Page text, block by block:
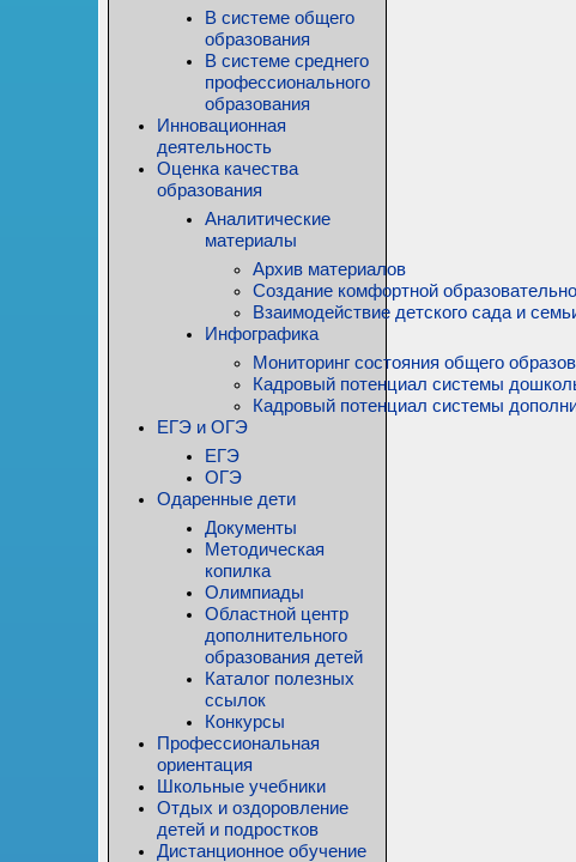
В системе общего
образования
В системе среднего
профессионального
образования
Инновационная
деятельность
Оценка качества
образования
Аналитические
материалы
Архив материалов
Создание комфортной
Взаимодействие детского сада и
Инфографика
Мониторинг состояния общего
Кадровый потенциал системы
Кадровый потенциал системы
ЕГЭ и ОГЭ
ЕГЭ
ОГЭ
Одаренные дети
Документы
Методическая
копилка
Олимпиады
Областной центр
дополнительного
образования детей
Каталог полезных
ссылок
Конкурсы
Профессиональная
ориентация
Школьные учебники
Отдых и оздоровление
детей и подростков
Дистанционное обучение